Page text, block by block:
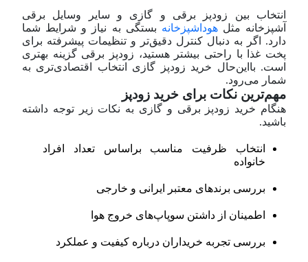
انتخاب بین زودپز برقی و گازی و سایر وسایل برقی
آشپزخانه مثلهوداشپزخانه بستگی به نیاز و شرایط شما
دارد. اگر به دنبال کنترل دقیق‌تر و تنظیمات پیشرفته برای
پخت غذا با راحتی بیشتر هستید، زودپز برقی گزینه بهتری
است. با‌این‌حال خرید زودپز گازی انتخاب اقتصادی‌تری به
شمار می‌رود.
مهم‌ترین نکات برای خرید زودپز
هنگام خرید زودپز برقی و گازی به نکات زیر توجه داشته
باشید.
انتخاب ظرفیت مناسب بر‌اساس تعداد افراد
خانواده
بررسی برندهای معتبر ایرانی و خارجی
اطمینان از داشتن سوپاپ‌های خروج هوا
بررسی تجربه خریداران درباره کیفیت و عملکرد